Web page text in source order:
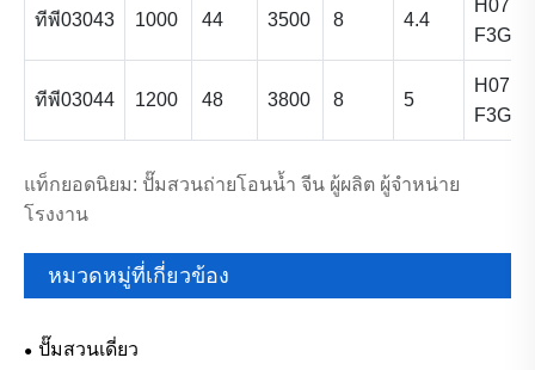
ทีพี03043 1000 44 3500 8 4.4
ทีพี03044 1200 48 3800 8 5
แท็กยอดนิยม: ปั๊มสวนถ่ายโอนน้ำ จีน ผู้ผลิต ผู้จำหน่าย
โรงงาน
หมวดหมู่ที่เกี่ยวข้อง
ปั๊มสวนเดี่ยว